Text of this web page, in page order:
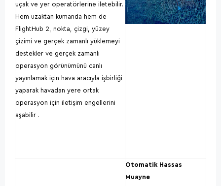
uçak ve yer operatörlerine iletebilir.
Hem uzaktan kumanda hem de
FlightHub 2, nokta, çizgi, yüzey
çizimi ve gerçek zamanlı yüklemeyi
destekler ve gerçek zamanlı
operasyon görünümünü canlı
yayınlamak için hava aracıyla işbirliği
yaparak havadan yere ortak
operasyon için iletişim engellerini
aşabilir .
Otomatik Hassas
Muayne